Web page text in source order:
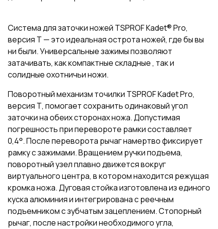
Система для заточки ножей TSPROF Kadet® Pro,
версия Т — это идеальная острота ножей, где бы вы
ни были. Универсальные зажимы позволяют
затачивать, как компактные складные , так и
солидные охотничьи ножи.
Поворотный механизм точилки TSPROF Kadet Pro,
версия Т, помогает сохранить одинаковый угол
заточки на обеих сторонах ножа. Допустимая
погрешность при перевороте рамки составляет
0,4°. После переворота рычаг намертво фиксирует
рамку с зажимами. Вращением ручки подъема,
поворотный узел плавно движется вокруг
виртуального центра, в котором находится режущая
кромка ножа. Дуговая стойка изготовлена из единого
куска алюминия и интегрирована с реечным
подъемником с зубчатым зацеплением. Стопорный
рычаг, после настройки необходимого угла,